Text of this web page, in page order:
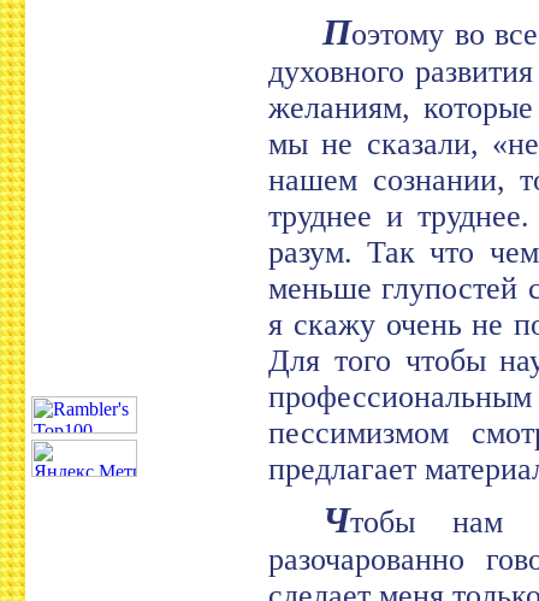
Поэтому во
духовного
желаниям,
мы не сказали,
нашем сознании,
труднее и
разум. Так что
меньше глупостей
я скажу очень не
Для того чтобы
пессимизмом
предлагает
Чтобы нам
разочарованно